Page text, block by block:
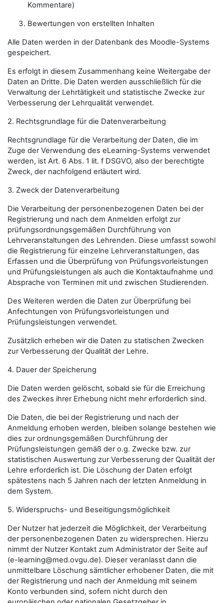
Kommentare)
Bewertungen von erstellten Inhalten
Alle Daten werden in der Datenbank des Moodle-Systems
gespeichert.
Es erfolgt in diesem Zusammenhang keine Weitergabe der
Daten an Dritte. Die Daten werden ausschließlich für die
Verwaltung der Lehrtätigkeit und statistische Zwecke zur
Verbesserung der Lehrqualität verwendet.
2. Rechtsgrundlage für die Datenverarbeitung
Rechtsgrundlage für die Verarbeitung der Daten, die im
Zuge der Verwendung des eLearning-Systems verwendet
werden, ist Art. 6 Abs. 1 lit. f DSGVO, also der berechtigte
Zweck, der nachfolgend erläutert wird.
3. Zweck der Datenverarbeitung
Die Verarbeitung der personenbezogenen Daten bei der
Registrierung und nach dem Anmelden erfolgt zur
prüfungsordnungsgemäßen Durchführung von
Lehrveranstaltungen des Lehrenden. Diese umfasst sowohl
die Registrierung für einzelne Lehrveranstaltungen, das
Erfassen und die Überprüfung von Prüfungsvorleistungen
und Prüfungsleistungen als auch die Kontaktaufnahme und
Absprache von Terminen mit und zwischen Studierenden.
Des Weiteren werden die Daten zur Überprüfung bei
Anfechtungen von Prüfungsvorleistungen und
Prüfungsleistungen verwendet.
Zusätzlich erheben wir die Daten zu statischen Zwecken
zur Verbesserung der Qualität der Lehre.
4. Dauer der Speicherung
Die Daten werden gelöscht, sobald sie für die Erreichung
des Zweckes ihrer Erhebung nicht mehr erforderlich sind.
Die Daten, die bei der Registrierung und nach der
Anmeldung erhoben werden, bleiben solange bestehen wie
dies zur ordnungsgemäßen Durchführung der
Prüfungsleistungen gemäß der o.g. Zwecke bzw. zur
statistischen Auswertung zur Verbesserung der Qualität der
Lehre erforderlich ist. Die Löschung der Daten erfolgt
spätestens nach 5 Jahren nach der letzten Anmeldung in
dem System.
5. Widerspruchs- und Beseitigungsmöglichkeit
Der Nutzer hat jederzeit die Möglichkeit, der Verarbeitung
der personenbezogenen Daten zu widersprechen. Hierzu
nimmt der Nutzer Kontakt zum Administrator der Seite auf
(e-learning@med.ovgu.de). Dieser veranlasst dann die
unmittelbare Löschung sämtlicher erhobener Daten, die mit
der Registrierung und nach der Anmeldung mit seinem
Konto verbunden sind, sofern nicht durch den